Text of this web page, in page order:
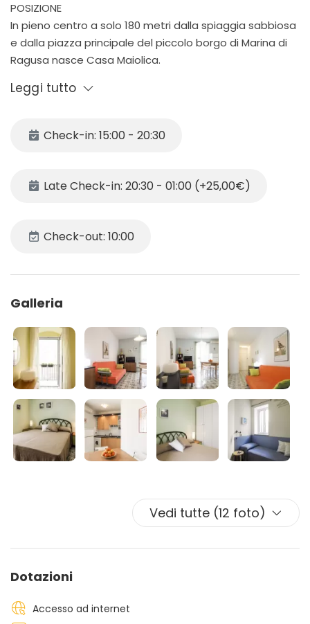
POSIZIONE
In pieno centro a solo 180 metri dalla spiaggia sabbiosa
e dalla piazza principale del piccolo borgo di Marina di
Ragusa nasce Casa Maiolica.
a pochi passi dalla casa sono localizzati i principali
lungomari dove si può passeggiare, perché no
cucina/soggiorno dove è presente un divano letto.
La casa è interamente climatizzata
Leggi tutto
Check-in: 15:00 - 20:30
Late Check-in: 20:30 - 01:00 (+25,00€)
Check-out: 10:00
Galleria
Vedi tutte (12 foto)
Dotazioni
Accesso ad internet